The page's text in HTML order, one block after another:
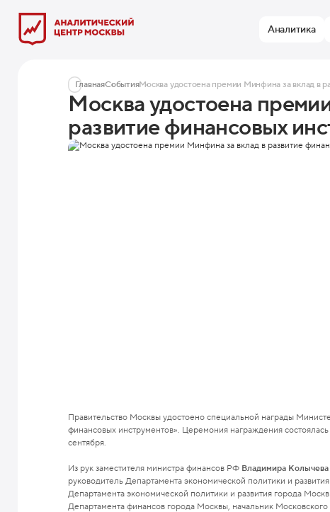
Аналитика
ГлавнаяСобытияМосква удостоена премии Минфина за вклад в
Москва удостоена
развитие финансовых
Правительство Москвы удостоено специальной награды
финансовых инструментов». Церемония награждения
сентября.
Из рук заместителя министра финансов РФ Владимира Колычева
руководитель Департамента экономической политики и
Департамента экономической политики и развития города
Департамента финансов города Москвы, начальник Московского